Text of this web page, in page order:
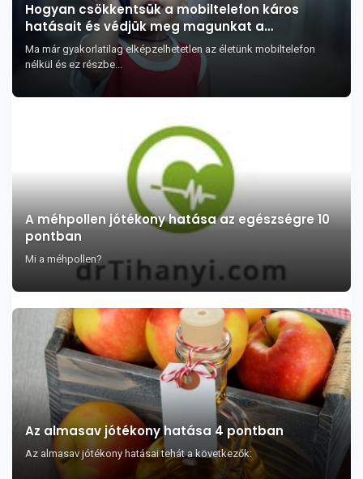
Hogyan csökkentsük a mobiltelefon káros
hatásait és védjük meg magunkat a
sugárzástól?
Ma már gyakorlatilag elképzelhetetlen az életünk mobiltelefon
nélkül és ez részbe...
A méhpollen jótékony hatása az egészségre 10
pontban
Mi a méhpollen?
Az almasav jótékony hatása 4 pontban
Az almasav jótékony hatásai tehát a következők: